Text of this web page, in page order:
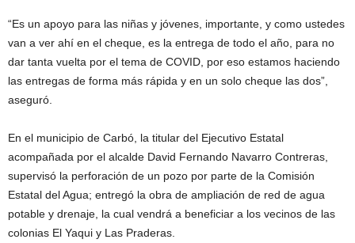
“Es un apoyo para las niñas y jóvenes, importante, y como ustedes
van a ver ahí en el cheque, es la entrega de todo el año, para no
dar tanta vuelta por el tema de COVID, por eso estamos haciendo
las entregas de forma más rápida y en un solo cheque las dos”,
aseguró.
En el municipio de Carbó, la titular del Ejecutivo Estatal
acompañada por el alcalde David Fernando Navarro Contreras,
supervisó la perforación de un pozo por parte de la Comisión
Estatal del Agua; entregó la obra de ampliación de red de agua
potable y drenaje, la cual vendrá a beneficiar a los vecinos de las
colonias El Yaqui y Las Praderas.